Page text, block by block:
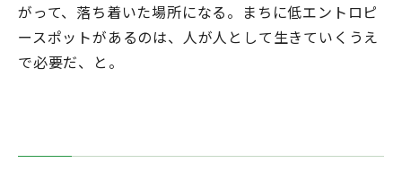
がって、落ち着いた場所になる。まちに低エントロピ
ースポットがあるのは、人が人として生きていくうえ
で必要だ、と。